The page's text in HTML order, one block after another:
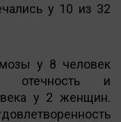
у 10 из 32
у 8 человек
отечность и
у 2 женщин.